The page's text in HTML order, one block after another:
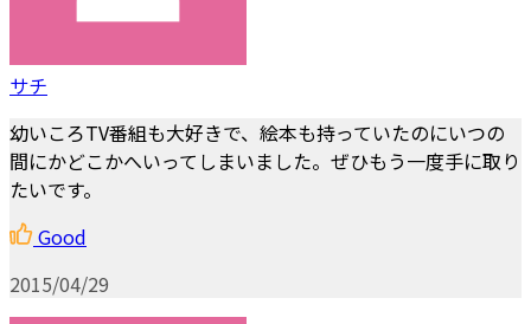
サチ
幼いころTV番組も大好きで、絵本も持っていたのにいつの
間にかどこかへいってしまいました。ぜひもう一度手に取り
たいです。
Good
2015/04/29